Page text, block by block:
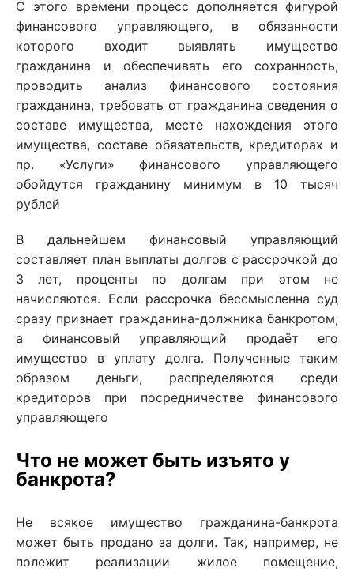
С этого времени процесс дополняется фигурой
финансового управляющего, в обязанности
которого входит выявлять имущество
гражданина и обеспечивать его сохранность,
проводить анализ финансового состояния
гражданина, требовать от гражданина сведения о
составе имущества, месте нахождения этого
имущества, составе обязательств, кредиторах и
пр. «Услуги» финансового управляющего
обойдутся гражданину минимум в 10 тысяч
рублей
В дальнейшем финансовый управляющий
составляет план выплаты долгов с рассрочкой до
3 лет, проценты по долгам при этом не
начисляются. Если рассрочка бессмысленна суд
сразу признает гражданина-должника банкротом,
а финансовый управляющий продаёт его
имущество в уплату долга. Полученные таким
образом деньги, распределяются среди
кредиторов при посредничестве финансового
управляющего
Что не может быть изъято у
банкрота?
Не всякое имущество гражданина-банкрота
может быть продано за долги. Так, например, не
полежит реализации жилое помещение,